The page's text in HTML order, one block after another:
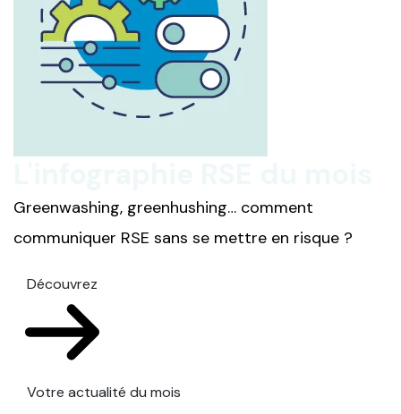
Greenwashing, greenhushing… comment
communiquer RSE sans se mettre en risque ?
Découvrez
Votre actualité du mois